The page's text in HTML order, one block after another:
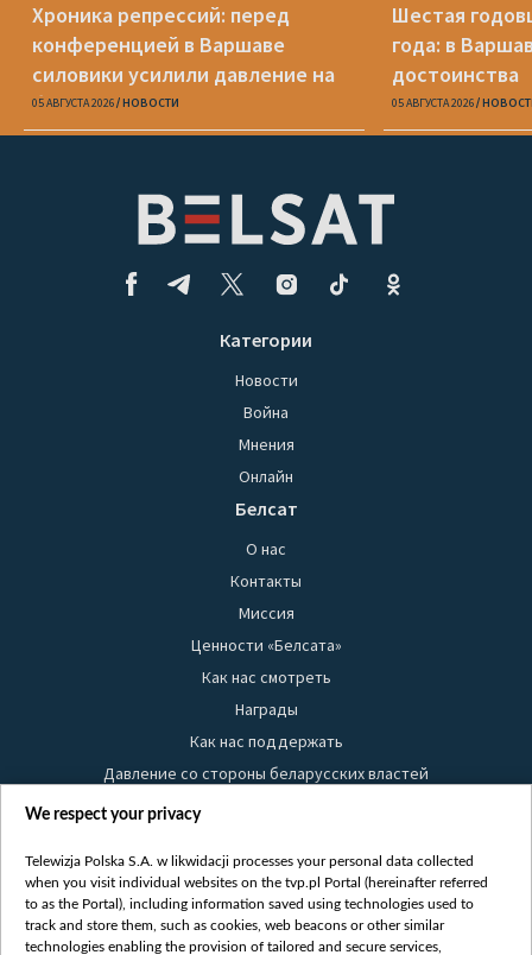
Хроника репрессий: перед
конференцией в Варшаве
силовики усилили давление на
беларусов
05 АВГУСТА 2026 НОВОСТИ
Шестая
года: в
достоинства
05 АВГУСТА 2026
Категории
Новости
Война
Мнения
Онлайн
Белсат
О нас
Контакты
Миссия
Ценности «Белсата»
Как нас смотреть
Награды
Как нас поддержать
Давление со стороны беларусских властей
Правила использования материалов
Безопасность
Youtube
Белсат news
We respect your privacy
Telewizja Polska S.A. w likwidacji processes your personal data collected
when you visit individual websites on the tvp.pl Portal (hereinafter referred
to as the Portal), including information saved using technologies used to
track and store them, such as cookies, web beacons or other similar
technologies enabling the provision of tailored and secure services,